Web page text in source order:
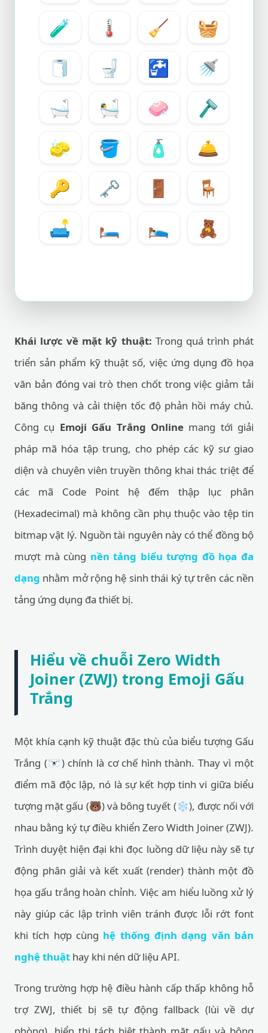
🧪
🌡️ 🧹
🧺
🧻
🚽 🚰
🚿
🛁
🛀 🧼
🪒
🧽
🪣 🧴
🛎️
🔑
🗝️ 🚪
🪑
🛋️
🛏️ 🛌 🧸
Khái lược về mặt kỹ thuật: Trong quá trình phát
triển sản phẩm kỹ thuật số, việc ứng dụng đồ họa
văn bản đóng vai trò then chốt trong việc giảm tải
băng thông và cải thiện tốc độ phản hồi máy chủ.
Công cụ Emoji Gấu Trắng Onlinemang tới giải
pháp mã hóa tập trung, cho phép các kỹ sư giao
diện và chuyên viên truyền thông khai thác triệt để
các mã Code Point hệ đếm thập lục phân
(Hexadecimal) mà không cần phụ thuộc vào tệp tin
bitmap vật lý. Nguồn tài nguyên này có thể đồng bộ
mượt mà cùng nền tảng biểu tượng đồ họa đa
dạng nhằm mở rộng hệ sinh thái ký tự trên các nền
tảng ứng dụng đa thiết bị.
Hiểu về chuỗi Zero Width
Joiner (ZWJ) trong Emoji Gấu
Trắng
Một khía cạnh kỹ thuật đặc thù của biểu tượng Gấu
Trắng (🐻‍❄️) chính là cơ chế hình thành. Thay vì một
điểm mã độc lập, nó là sự kết hợp tinh vi giữa biểu
tượng mặt gấu (🐻) và bông tuyết (❄️), được nối với
nhau bằng ký tự điều khiển Zero Width Joiner (ZWJ).
Trình duyệt hiện đại khi đọc luồng dữ liệu này sẽ tự
động phân giải và kết xuất (render) thành một đồ
họa gấu trắng hoàn chỉnh. Việc am hiểu luồng xử lý
này giúp các lập trình viên tránh được lỗi rớt font
khi tích hợp cùng hệ thống định dạng văn bản
nghệ thuật hay khi nén dữ liệu API.
Trong trường hợp hệ điều hành cấp thấp không hỗ
trợ ZWJ, thiết bị sẽ tự động fallback (lùi về dự